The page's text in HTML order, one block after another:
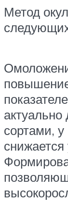
Метод
сортами, у